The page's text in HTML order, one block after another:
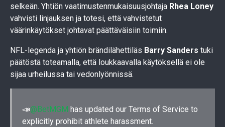
selkeän. Yhtiön vaatimustenmukaisuusjohtaja Rhea Loney
vahvisti linjauksen ja totesi, että vahvistetut
väärinkäytökset johtavat päättäväisiin toimiin.
NFL-legenda ja yhtiön brändilähettiläs Barry Sanders tuki
päätöstä toteamalla, että loukkaavalla käytöksellä ei ole
sijaa urheilussa tai vedonlyönnissä.
📣@BetMGM has updated our Terms of Service to
explicitly prohibit athlete harassment.